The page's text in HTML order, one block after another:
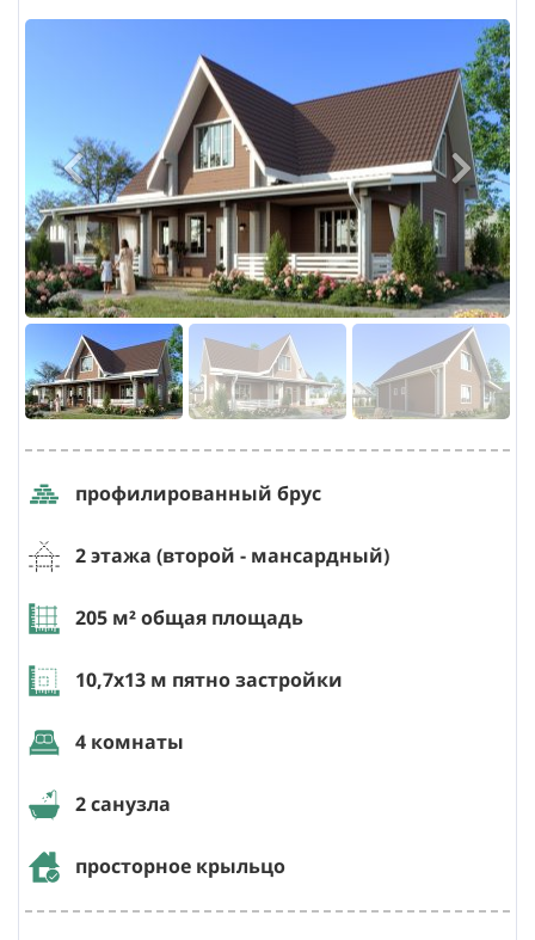
профилированный брус
2 этажа (второй - мансардный)
205 м² общая площадь
10,7х13 м пятно застройки
4 комнаты
2 санузла
просторное крыльцо